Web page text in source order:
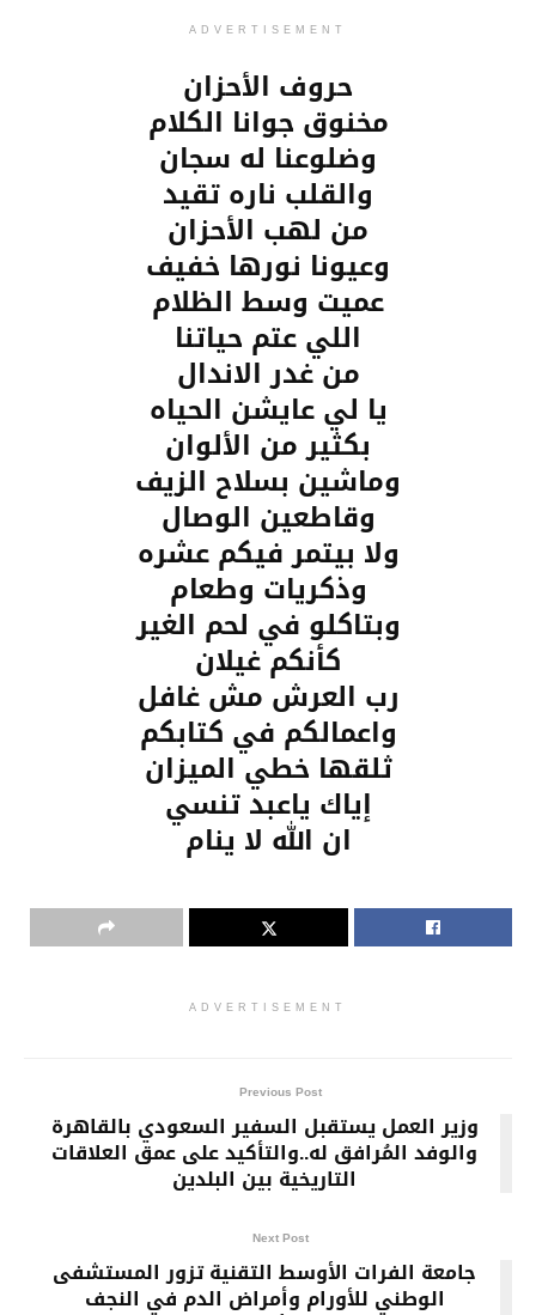
ADVERTISEMENT
حروف الأحزان
مخنوق جوانا الكلام
وضلوعنا له سجان
والقلب ناره تقيد
من لهب الأحزان
وعيونا نورها خفيف
عميت وسط الظلام
اللي عتم حياتنا
من غدر الاندال
يا لي عايشن الحياه
بكثير من الألوان
وماشين بسلاح الزيف
وقاطعين الوصال
ولا بيتمر فيكم عشره
وذكريات وطعام
وبتاكلو في لحم الغير
كأنكم غيلان
رب العرش مش غافل
واعمالكم في كتابكم
ثلقها خطي الميزان
إياك ياعبد تنسي
ان الله لا ينام
ADVERTISEMENT
Previous Post
وزير العمل يستقبل السفير السعودي بالقاهرة
والوفد المُرافق له..والتأكيد على عمق العلاقات
التاريخية بين البلدين
Next Post
جامعة الفرات الأوسط التقنية تزور المستشفى
الوطني للأورام وأمراض الدم في النجف